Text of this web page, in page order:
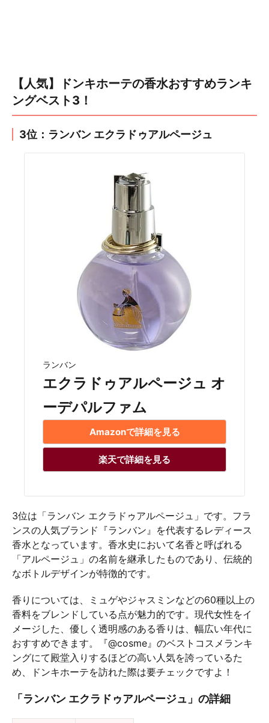
【人気】ドンキホーテの香水おすすめランキ
ングベスト3！
3位：ランバン エクラドゥアルページュ
ランバン
エクラドゥアルページュ オ
ーデパルファム
Amazonで詳細を見る
楽天で詳細を見る
3位は「ランバン エクラドゥアルページュ」です。フラ
ンスの人気ブランド『ランバン』を代表するレディース
香水となっています。香水史において名香と呼ばれる
「アルページュ」の名前を継承したものであり、伝統的
なボトルデザインが特徴的です。
香りについては、ミュゲやジャスミンなどの60種以上の
香料をブレンドしている点が魅力的です。現代女性をイ
メージした、優しく透明感のある香りは、幅広い年代に
おすすめできます。『@cosme』のベストコスメランキ
ングにて殿堂入りするほどの高い人気を誇っているた
め、ドンキホーテを訪れた際は要チェックですよ！
「ランバン エクラドゥアルページュ」の詳細